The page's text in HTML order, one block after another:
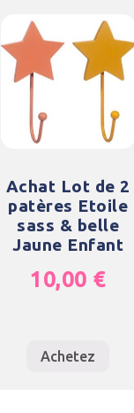
Achat Lot de 2
patères Etoile
sass & belle
Jaune Enfant
10,00 €
Achetez